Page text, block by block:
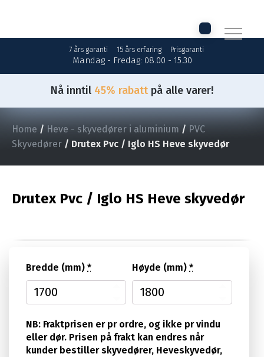
7 års garanti 15 års erfaring Prisgaranti
Mandag - Fredag: 08.00 - 15.30
Nå inntil 45% rabatt på alle varer!
Home / Heve - skyvedører i aluminium / PVC
Skyvedører / Drutex Pvc / Iglo HS Heve skyvedør
Drutex Pvc / Iglo HS Heve skyvedør
Bredde (mm) * Høyde (mm) *
NB: Fraktprisen er pr ordre, og ikke pr vindu
eller dør. Prisen på frakt kan endres når
kunder bestiller skyvedører, Heveskyvedør,